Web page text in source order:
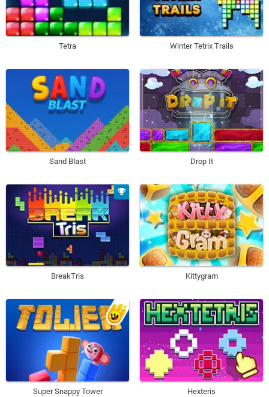
Tetra Winter Tetrix Trails
Sand Blast Drop It
BreakTris Kittygram
Super Snappy Tower Hexteris